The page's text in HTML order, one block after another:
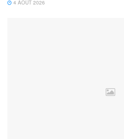
4 AOÛT 2026